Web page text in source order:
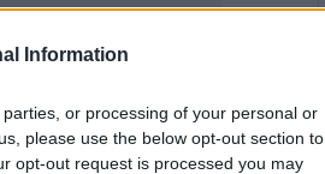
Information
or processing of your personal or
please use the below opt-out section to
opt-out request is processed you may